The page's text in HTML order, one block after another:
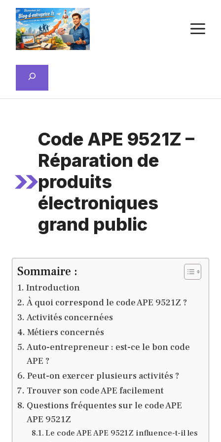
Aller
contenu
Code APE 9521Z –
Réparation de
produits
électroniques
grand public
Sommaire :
Introduction
À quoi correspond le code APE 9521Z ?
Activités concernées
Métiers concernés
Auto-entrepreneur : est-ce le bon code
APE ?
Peut-on exercer plusieurs activités ?
Trouver son code APE facilement
Questions fréquentes sur le code APE
APE 9521Z
Le code APE APE 9521Z influence-t-il les